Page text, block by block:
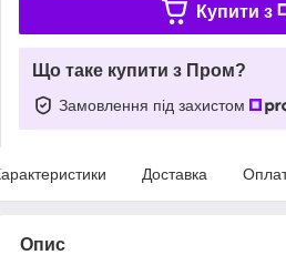
Купити з
Що таке купити з Пром?
Замовлення під захистом
Доставка
Опис